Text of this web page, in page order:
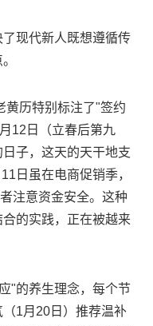
现代新人既想遵循传
黄历特别标注了"签约
12日（立春后第九
子，这天的天干地支
日虽在电商促销季，
注意资金安全。这种
的实践，正在被越来
"的养生理念，每个节
1月20日）推荐温补